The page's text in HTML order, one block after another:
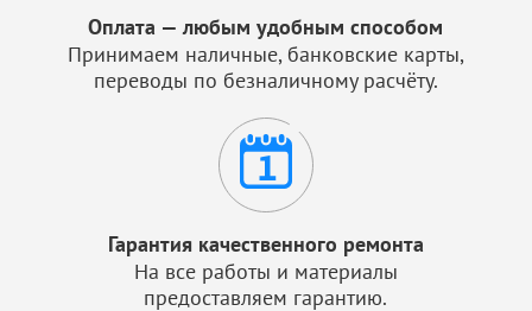
Оплата — любым удобным способом
Принимаем наличные, банковские карты,
переводы по безналичному расчёту.
Гарантия качественного ремонта
На все работы и материалы
предоставляем гарантию.